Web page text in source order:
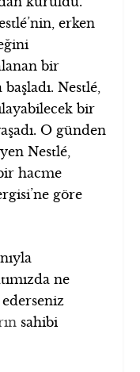
erken
bir
Nestlé,
bir
O günden
Nestlé,
hacme
göre
ne
sahibi